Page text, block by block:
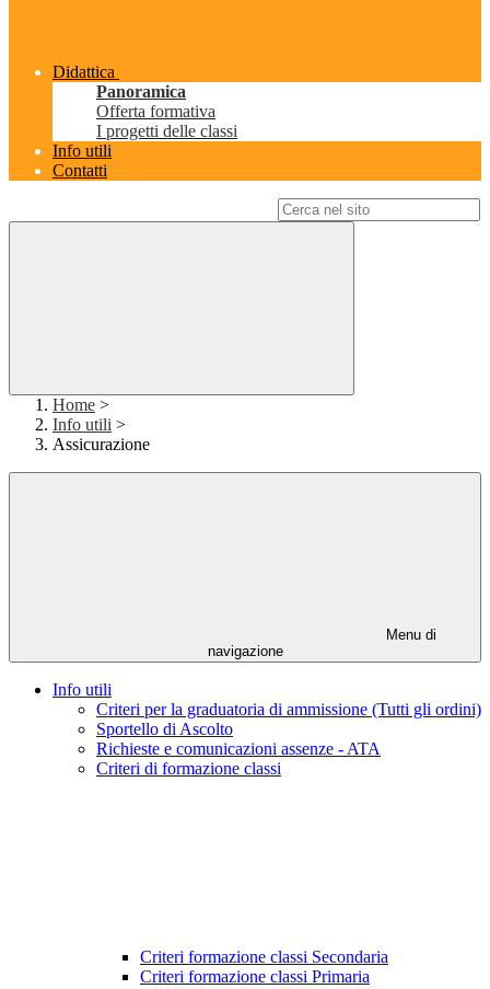
Didattica
Panoramica
Offerta formativa
I progetti delle classi
Info utili
Contatti
Home >
Info utili >
Assicurazione
Menu di
navigazione
Info utili
Criteri per la graduatoria di ammissione (Tutti gli ordini)
Sportello di Ascolto
Richieste e comunicazioni assenze - ATA
Criteri di formazione classi
Criteri formazione classi Secondaria
Criteri formazione classi Primaria